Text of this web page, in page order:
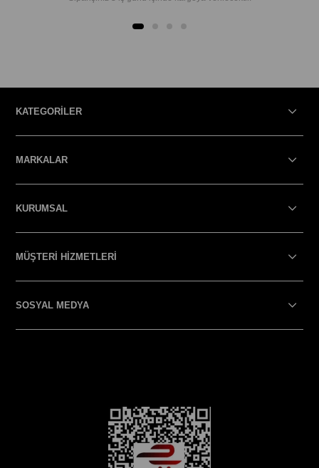
KATEGORİLER
MARKALAR
KURUMSAL
MÜŞTERİ HİZMETLERİ
SOSYAL MEDYA